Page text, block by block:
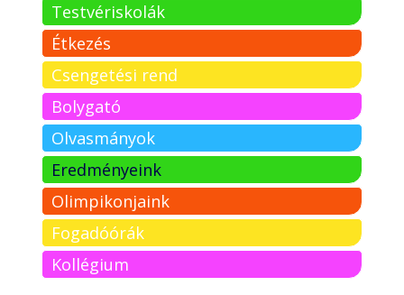
Testvériskolák
Étkezés
Csengetési rend
Bolygató
Olvasmányok
Eredményeink
Olimpikonjaink
Fogadóórák
Kollégium